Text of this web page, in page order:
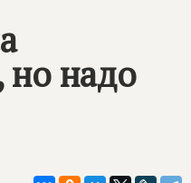
но надо